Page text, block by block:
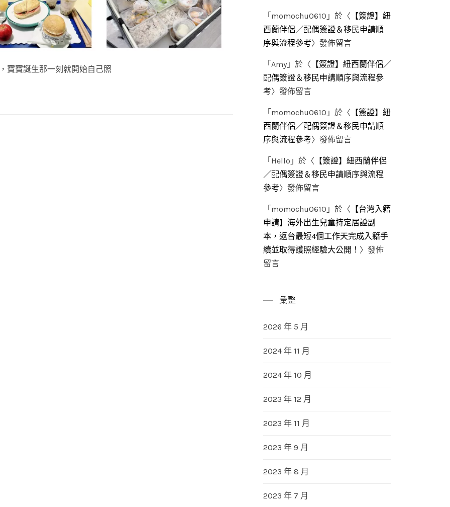
寶寶誕生那一刻就開始自己照
「 momochu0610 」於〈 【簽證】紐
西蘭伴侶／配偶簽證＆移民申請順
序與流程參考〉發佈留言
「 Amy 」於〈 【簽證】紐西蘭伴侶／
配偶簽證＆移民申請順序與流程參
考〉發佈留言
「 momochu0610 」於〈 【簽證】紐
西蘭伴侶／配偶簽證＆移民申請順
序與流程參考〉發佈留言
「 Hello 」於〈 【簽證】紐西蘭伴侶
／配偶簽證＆移民申請順序與流程
參考〉發佈留言
「 momochu0610 」於〈 【台灣入籍
申請】海外出生兒童持定居證副
本，返台最短4個工作天完成入籍手
續並取得護照經驗大公開！ 〉發佈
留言
彙整
2026 年 5 月
2024 年 11 月
2024 年 10 月
2023 年 12 月
2023 年 11 月
2023 年 9 月
2023 年 8 月
2023 年 7 月